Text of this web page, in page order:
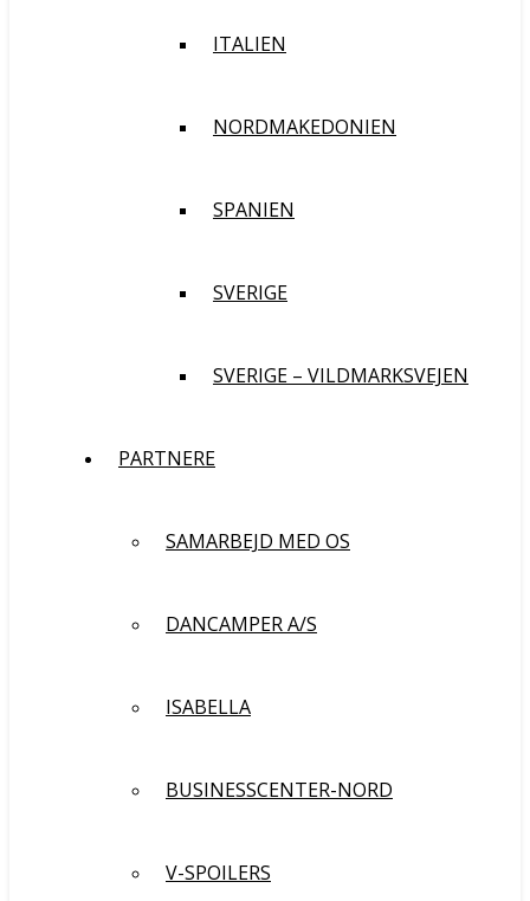
ITALIEN
NORDMAKEDONIEN
SPANIEN
SVERIGE
SVERIGE – VILDMARKSVEJEN
PARTNERE
SAMARBEJD MED OS
DANCAMPER A/S
ISABELLA
BUSINESSCENTER-NORD
V-SPOILERS